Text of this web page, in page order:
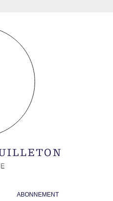
ABONNEMENT